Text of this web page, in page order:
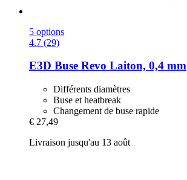
5 options
4.7 (29)
E3D Buse Revo Laiton, 0,4 mm
Différents diamètres
Buse et heatbreak
Changement de buse rapide
€ 27,49
Livraison jusqu'au 13 août